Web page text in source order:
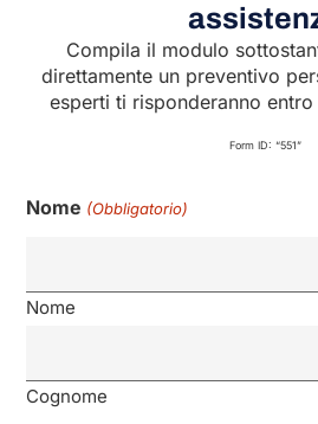
Compila il modulo
direttamente un preventivo
esperti ti risponderanno
Form ID: “551”
Nome (Obbligatorio)
Nome
Cognome